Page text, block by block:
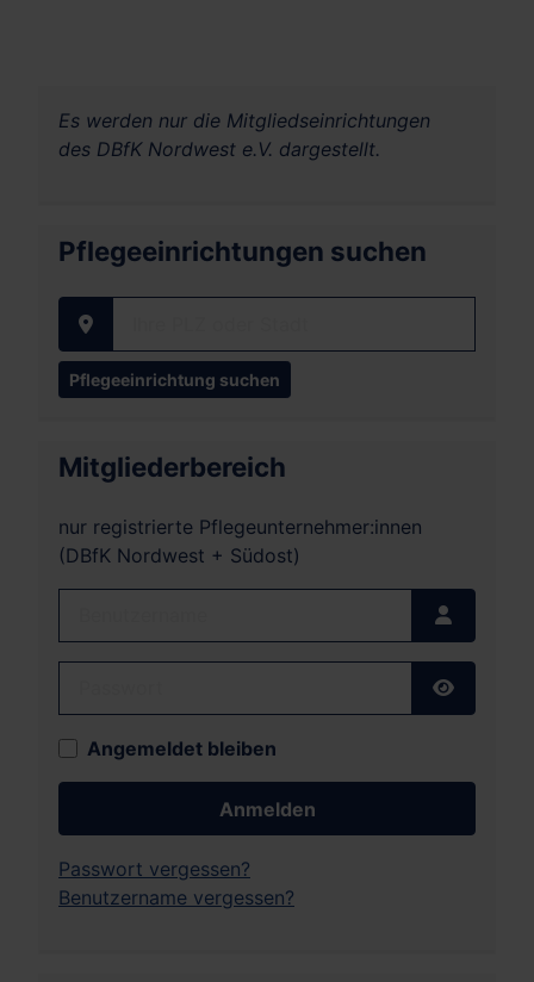
Es werden nur die Mitgliedseinrichtungen
des DBfK Nordwest e.V. dargestellt.
Pflegeeinrichtungen suchen
Ihre PLZ oder Stadt
Mitgliederbereich
nur registrierte Pflegeunternehmer:innen
(DBfK Nordwest + Südost)
Angemeldet bleiben
Anmelden
Passwort vergessen?
Benutzername vergessen?